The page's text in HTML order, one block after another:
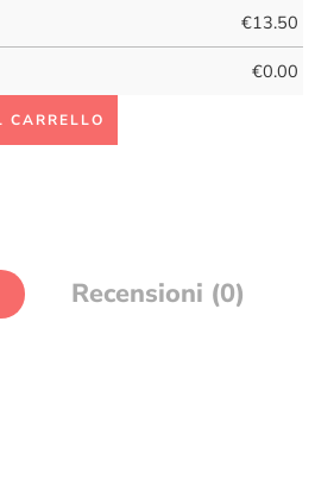
€13.50
€0.00
CARRELLO
Recensioni (0)